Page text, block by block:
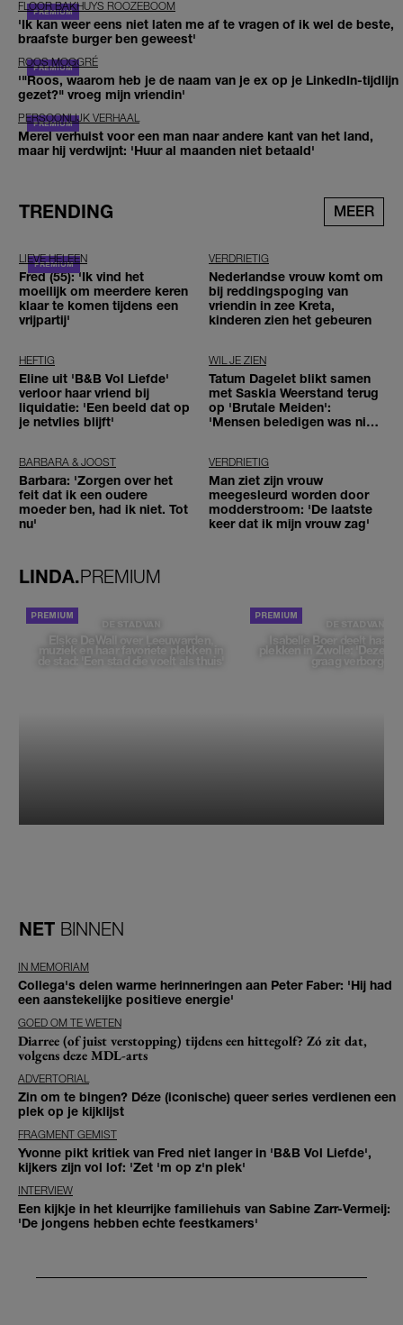
FLOOR BAKHUYS ROOZEBOOM
'Ik kan weer eens niet laten me af te vragen of ik wel de beste,
braafste burger ben geweest'
ROOS MOGGRÉ
'"Roos, waarom heb je de naam van je ex op je LinkedIn-tijdlijn
gezet?" vroeg mijn vriendin'
PERSOONLIJK VERHAAL
Merel verhuist voor een man naar andere kant van het land,
maar hij verdwijnt: 'Huur al maanden niet betaald'
TRENDING MEER
LIEVE HELEEN
Fred (55): 'Ik vind het
moeilijk om meerdere keren
klaar te komen tijdens een
vrijpartij'
VERDRIETIG
Nederlandse vrouw komt om
bij reddingspoging van
vriendin in zee Kreta,
kinderen zien het gebeuren
HEFTIG
Eline uit 'B&B Vol Liefde'
verloor haar vriend bij
liquidatie: 'Een beeld dat op
je netvlies blijft'
WIL JE ZIEN
Tatum Dagelet blikt samen
met Saskia Weerstand terug
op 'Brutale Meiden':
'Mensen beledigen was niet
BARBARA & JOOST
Barbara: 'Zorgen over het
feit dat ik een oudere
moeder ben, had ik niet. Tot
nu'
VERDRIETIG
Man ziet zijn vrouw
meegesleurd worden door
modderstroom: 'De laatste
keer dat ik mijn vrouw zag'
LINDA.PREMIUM
DE STAD VAN
Elske DeWall over Leeuwarden,
muziek en haar favoriete plekken in
de stad: 'Een stad die voelt als thuis'
DE STAD VAN
Isabelle Boer deelt haar
plekken in Zwolle: 'Deze
graag verborgen'
NET BINNEN
IN MEMORIAM
Collega's delen warme herinneringen aan Peter Faber: 'Hij had
een aanstekelijke positieve energie'
GOED OM TE WETEN
Diarree (of juist verstopping) tijdens een hittegolf? Zó zit dat,
volgens deze MDL-arts
ADVERTORIAL
Zin om te bingen? Déze (iconische) queer series verdienen een
plek op je kijklijst
FRAGMENT GEMIST
Yvonne pikt kritiek van Fred niet langer in 'B&B Vol Liefde',
kijkers zijn vol lof: 'Zet 'm op z'n plek'
INTERVIEW
Een kijkje in het kleurrijke familiehuis van Sabine Zarr-Vermeij:
'De jongens hebben echte feestkamers'